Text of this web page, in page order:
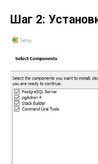
Шаг 2: